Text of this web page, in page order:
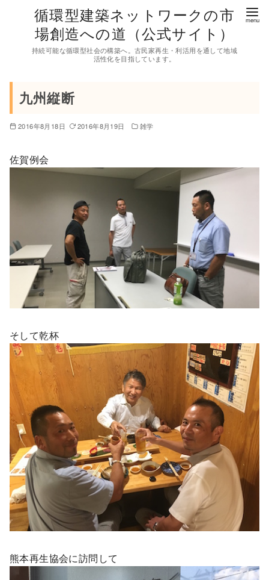
循環型建築ネットワークの市
場創造への道（公式サイト）
持続可能な循環型社会の構築へ。古民家再生・利活用を通して地域
活性化を目指しています。
九州縦断
2016年8月18日 2016年8月19日 雑学
佐賀例会
そして乾杯
熊本再生協会に訪問して